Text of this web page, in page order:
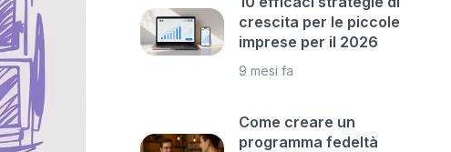
crescita per le piccole
imprese per il 2026
9 mesi fa
Come creare un
programma fedeltà